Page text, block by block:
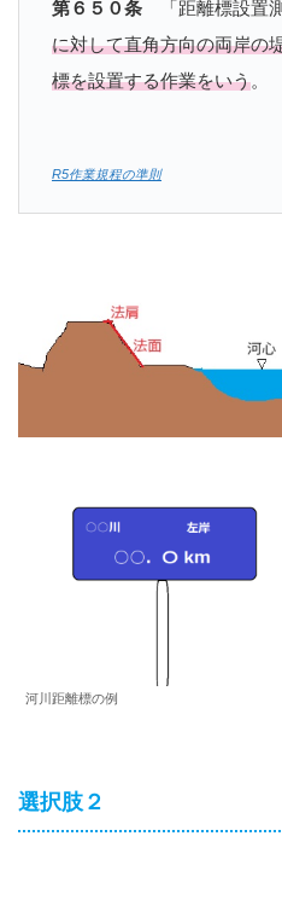
第６５０条 「距離標設置
に対して直角方向の両岸の
標を設置する作業をいう。
R5作業規程の準則
河川距離標の例
選択肢２